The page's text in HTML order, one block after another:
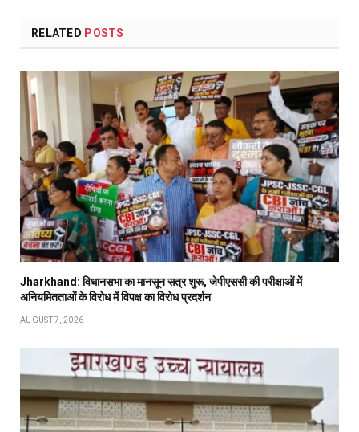
RELATED POSTS
Jharkhand: विधानसभा का मानसून सत्र शुरू, जेपीएससी की परीक्षाओं में
अनियमितताओं के विरोध में विपक्ष का विरोध प्रदर्शन
AUGUST 7, 2026